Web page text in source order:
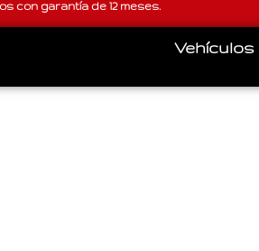
con garantía de 12 meses.
Vehículos